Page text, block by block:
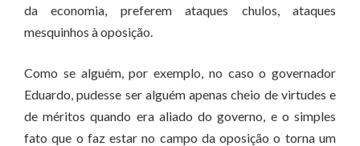
da economia, preferem ataques chulos, ataques
mesquinhos à oposição.
Como se alguém, por exemplo, no caso o governador
Eduardo, pudesse ser alguém apenas cheio de virtudes e
de méritos quando era aliado do governo, e o simples
fato que o faz estar no campo da oposição o torna um